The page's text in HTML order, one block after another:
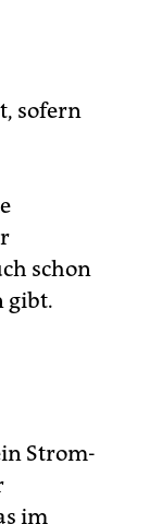
sofern
schon
gibt.
Strom-
im